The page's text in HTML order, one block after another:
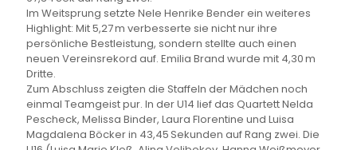
Im Weitsprung setzte Nele Henrike Bender ein weiteres
Highlight: Mit 5,27 m verbesserte sie nicht nur ihre
persönliche Bestleistung, sondern stellte auch einen
neuen Vereinsrekord auf. Emilia Brand wurde mit 4,30 m
Dritte.
Zum Abschluss zeigten die Staffeln der Mädchen noch
einmal Teamgeist pur. In der U14 lief das Quartett Nelda
Pescheck, Melissa Binder, Laura Florentine und Luisa
Magdalena Böcker in 43,45 Sekunden auf Rang zwei. Die